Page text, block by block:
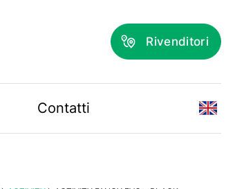
Rivenditori
Contatti